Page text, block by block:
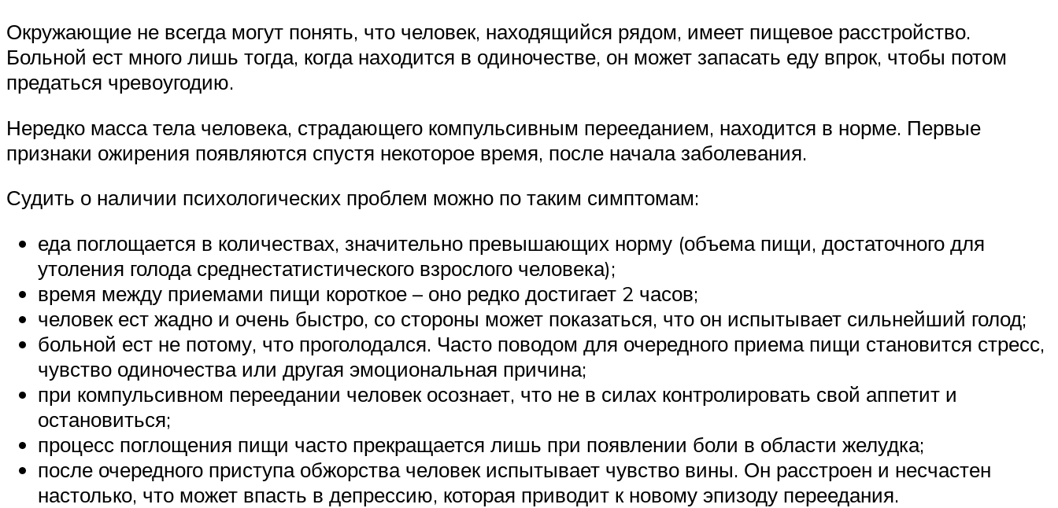
Окружающие не всегда могут понять, что человек, находящийся рядом, имеет пищевое расстройство.
Больной ест много лишь тогда, когда находится в одиночестве, он может запасать еду впрок, чтобы потом
предаться чревоугодию.
Нередко масса тела человека, страдающего компульсивным перееданием, находится в норме. Первые
признаки ожирения появляются спустя некоторое время, после начала заболевания.
Судить о наличии психологических проблем можно по таким симптомам:
еда поглощается в количествах, значительно превышающих норму (объема пищи, достаточного для
утоления голода среднестатистического взрослого человека);
время между приемами пищи короткое – оно редко достигает 2 часов;
человек ест жадно и очень быстро, со стороны может показаться, что он испытывает сильнейший голод;
больной ест не потому, что проголодался. Часто поводом для очередного приема пищи становится стресс,
чувство одиночества или другая эмоциональная причина;
при компульсивном переедании человек осознает, что не в силах контролировать свой аппетит и
остановиться;
процесс поглощения пищи часто прекращается лишь при появлении боли в области желудка;
после очередного приступа обжорства человек испытывает чувство вины. Он расстроен и несчастен
настолько, что может впасть в депрессию, которая приводит к новому эпизоду переедания.